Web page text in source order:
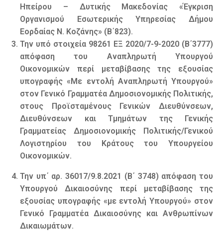
Ηπείρου – Δυτικής Μακεδονίας «Έγκριση
Οργανισμού Εσωτερικής Υπηρεσίας Δήμου
Εορδαίας Ν. Κοζάνης» (Β΄823).
Την υπό στοιχεία 98261 ΕΞ 2020/7-9-2020 (Β΄3777)
απόφαση του Αναπληρωτή Υπουργού
Οικονομικών περί μεταβίβασης της εξουσίας
υπογραφής «Με εντολή Αναπληρωτή Υπουργού»
στον Γενικό Γραμματέα Δημοσιονομικής Πολιτικής,
στους Προϊσταμένους Γενικών Διευθύνσεων,
Διευθύνσεων και Τμημάτων της Γενικής
Γραμματείας Δημοσιονομικής Πολιτικής/Γενικού
Λογιστηρίου του Κράτους του Υπουργείου
Οικονομικών.
Την υπ΄ αρ. 36017/9.8.2021 (Β΄ 3748) απόφαση του
Υπουργού Δικαιοσύνης περί μεταβίβασης της
εξουσίας υπογραφής «με εντολή Υπουργού» στον
Γενικό Γραμματέα Δικαιοσύνης και Ανθρωπίνων
Δικαιωμάτων.